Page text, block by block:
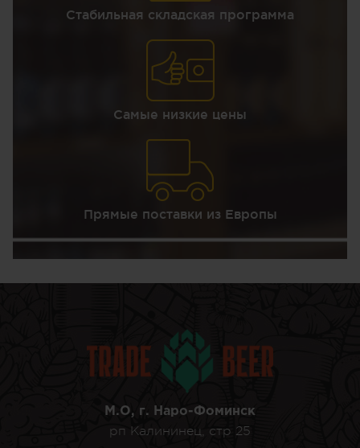
Стабильная складская программа
Самые низкие цены
Прямые поставки из Европы
М.О, г. Наро-Фоминск
рп Калининец, стр 25